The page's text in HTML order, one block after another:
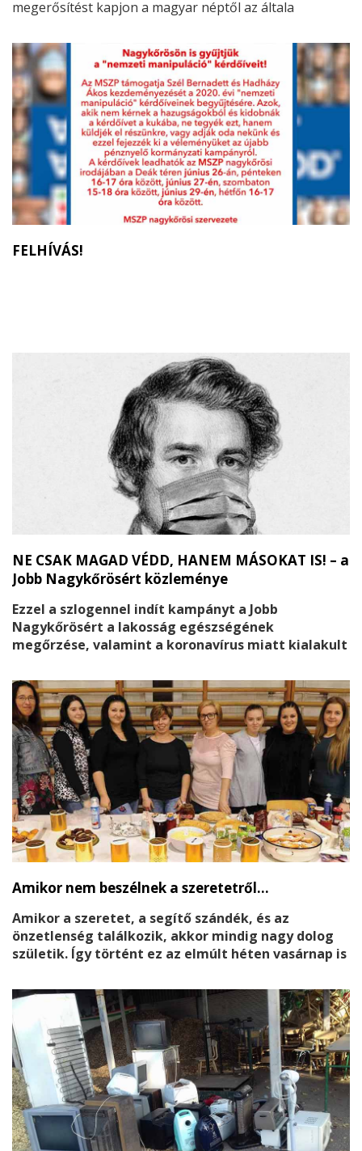
megerősítést kapjon a magyar néptől az általa
FELHÍVÁS!
NE CSAK MAGAD VÉDD, HANEM MÁSOKAT IS! – a
Jobb Nagykőrösért közleménye
Ezzel a szlogennel indít kampányt a Jobb
Nagykőrösért a lakosság egészségének
megőrzése, valamint a koronavírus miatt kialakult
Amikor nem beszélnek a szeretetről…
Amikor a szeretet, a segítő szándék, és az
önzetlenség találkozik, akkor mindig nagy dolog
születik. Így történt ez az elmúlt héten vasárnap is